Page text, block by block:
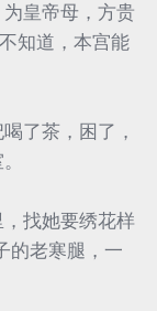
皇帝母，方贵
知道，本宫能
了茶，困了，
找她要绣花样
的老寒腿，一